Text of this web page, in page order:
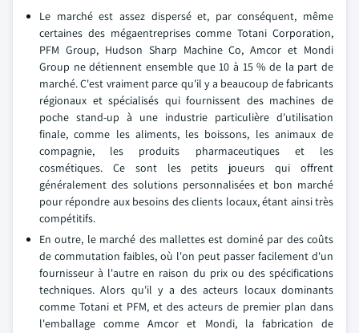
Le marché est assez dispersé et, par conséquent, même
certaines des mégaentreprises comme Totani Corporation,
PFM Group, Hudson Sharp Machine Co, Amcor et Mondi
Group ne détiennent ensemble que 10 à 15 % de la part de
marché. C'est vraiment parce qu'il y a beaucoup de fabricants
régionaux et spécialisés qui fournissent des machines de
poche stand-up à une industrie particulière d'utilisation
finale, comme les aliments, les boissons, les animaux de
compagnie, les produits pharmaceutiques et les
cosmétiques. Ce sont les petits joueurs qui offrent
généralement des solutions personnalisées et bon marché
pour répondre aux besoins des clients locaux, étant ainsi très
compétitifs.
En outre, le marché des mallettes est dominé par des coûts
de commutation faibles, où l'on peut passer facilement d'un
fournisseur à l'autre en raison du prix ou des spécifications
techniques. Alors qu'il y a des acteurs locaux dominants
comme Totani et PFM, et des acteurs de premier plan dans
l'emballage comme Amcor et Mondi, la fabrication de